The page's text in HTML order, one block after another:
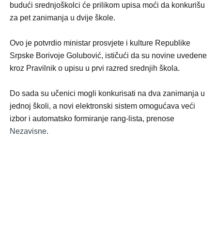
budući srednjoškolci će prilikom upisa moći da konkurišu
za pet zanimanja u dvije škole.
Ovo je potvrdio ministar prosvjete i kulture Republike
Srpske Borivoje Golubović, ističući da su novine uvedene
kroz Pravilnik o upisu u prvi razred srednjih škola.
Do sada su učenici mogli konkurisati na dva zanimanja u
jednoj školi, a novi elektronski sistem omogućava veći
izbor i automatsko formiranje rang-lista, prenose
Nezavisne.